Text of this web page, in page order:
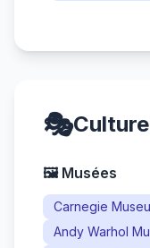
🎭
🖼️ Musées
Carnegie
Andy Warhol